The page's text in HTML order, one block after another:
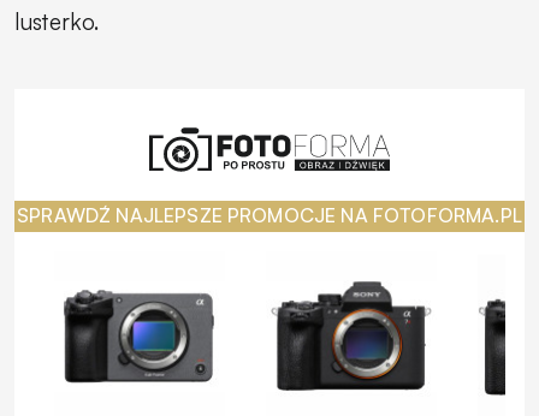
lusterko.
SPRAWDŹ NAJLEPSZE PROMOCJE NA FOTOFORMA.PL